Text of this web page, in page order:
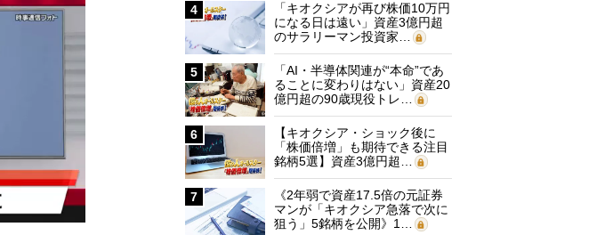
4
「キオクシアが再び株価10万円
になる日は遠い」資産3億円超
のサラリーマン投資家…
5
「AI・半導体関連が“本命”であ
ることに変わりはない」資産20
億円超の90歳現役トレ…
6
【キオクシア・ショック後に
「株価倍増」も期待できる注目
銘柄5選】資産3億円超…
7
《2年弱で資産17.5倍の元証券
マンが「キオクシア急落で次に
狙う」5銘柄を公開》1…